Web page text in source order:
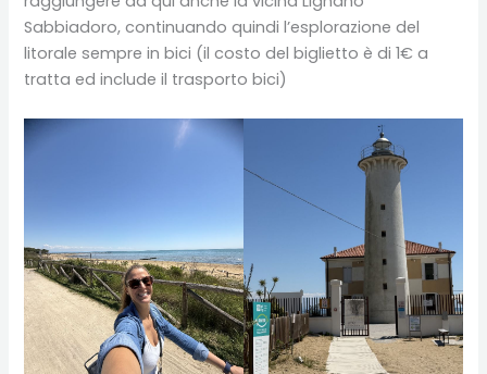
Sabbiadoro, continuando quindi l’esplorazione del
litorale sempre in bici (il costo del biglietto è di 1€ a
tratta ed include il trasporto bici)